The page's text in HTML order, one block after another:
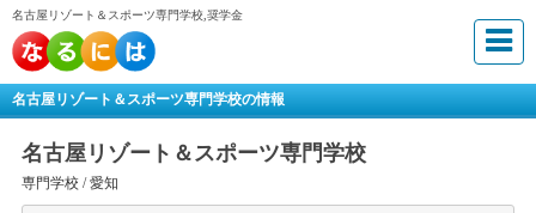
名古屋リゾート＆スポーツ専門学校,奨学金
名古屋リゾート＆スポーツ専門学校の情報
名古屋リゾート＆スポーツ専門学校
専門学校 /愛知